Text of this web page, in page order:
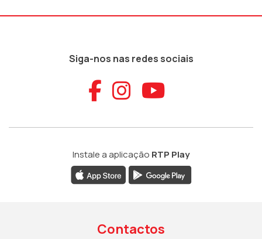
Siga-nos nas redes sociais
Aceder ao
Aceder ao
Aceder
Instale a aplicação RTP Play
Contactos